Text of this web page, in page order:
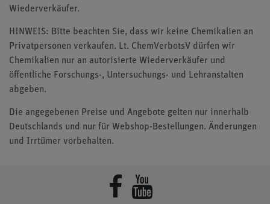
Wiederverkäufer.
HINWEIS: Bitte beachten Sie, dass wir keine Chemikalien an
Privatpersonen verkaufen. Lt. ChemVerbotsV dürfen wir
Chemikalien nur an autorisierte Wiederverkäufer und
öffentliche Forschungs-, Untersuchungs- und Lehranstalten
abgeben.
Die angegebenen Preise und Angebote gelten nur innerhalb
Deutschlands und nur für Webshop-Bestellungen. Änderungen
und Irrtümer vorbehalten.